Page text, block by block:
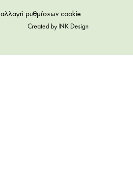
αλλαγή ρυθμίσεων cookie
Created by INK Design